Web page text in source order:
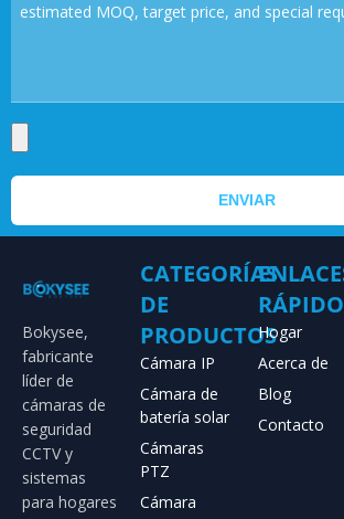
ENVIAR
Bokysee,
fabricante
líder de
cámaras de
seguridad
CCTV y
sistemas
para hogares
CATEGORÍAS
DE
PRODUCTOS
Cámara IP
Cámara de
batería solar
Cámaras
PTZ
Cámara
Hogar
Acerca de
Blog
Contacto